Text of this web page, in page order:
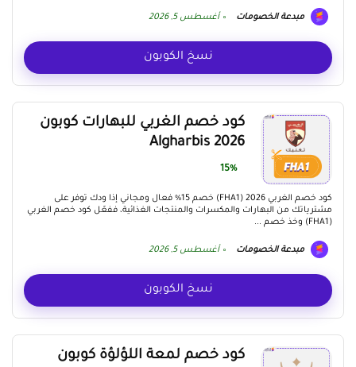
مبدعة الخصومات أغسطس 5, 2026
نسخ الكوبون
كود خصم الغربي للبهارات كوبون
Algharbis 2026
15%
كود خصم الغربي 2026 (FHA1) خصم 15% فعال ومجاني إذا ودك توفر على
مشترياتك من البهارات والمكسرات والمنتجات الغذائية، ففعّل كود خصم الغربي
(FHA1) وخذ خصم ...
مبدعة الخصومات أغسطس 5, 2026
نسخ الكوبون
كود خصم لمعة اللؤلؤة كوبون